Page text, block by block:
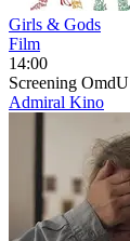
Girls & Gods
Film
14:00
Screening OmdU
Admiral Kino